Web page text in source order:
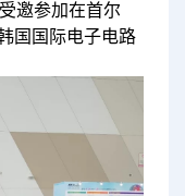
邀参加在首尔
国国际电子电路